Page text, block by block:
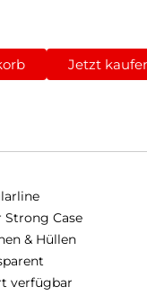
Jetzt
Strong Case
& Hüllen
verfügbar